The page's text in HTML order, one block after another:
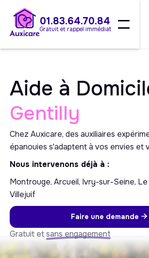
01.83.64.70.84
Gratuit et rappel immédiat
Aide à
Gentilly
Chez Auxicare, des auxiliaires
épanouies s'adaptent à vos envies et
Nous intervenons déjà à :
Montrouge, Arcueil, Ivry-sur-Seine,
Villejuif
Faire une demande 
Gratuit etsans engagement